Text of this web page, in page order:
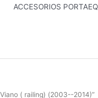
ACCESORIOS
( railing) (2003--2014)”